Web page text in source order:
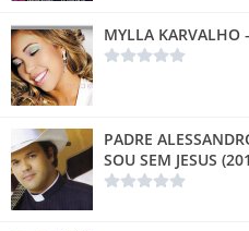
MYLLA KARVALHO
PADRE
SOU SEM JESUS